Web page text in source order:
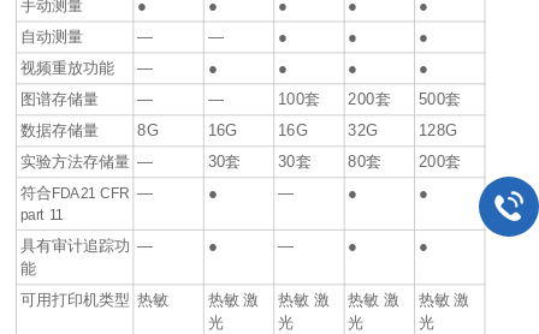
手动测量 ● ● ● ●
●
自动测量
— — ● ●
●
视频重放功能
— ● ● ● ●
图谱存储量 — — 100套 200套 500套
数据存储量 8G 16G 16G 32G
128G
实验方法存储量 — 30套 30套 80套 200套
符合 FDA21 CFR
part 11
— ● — ● ●
具有审计追踪功
能
— ● — ● ●
可用打印机类型 热敏 热敏 激
光
热敏 激
光
热敏 激
光
热敏 激
光